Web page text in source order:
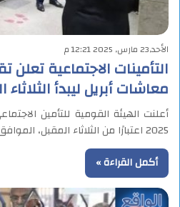
الأحد,23 مارس, 2025 12:21 م
التأمينات الاجتماعية
معاشات أبريل ليبدأ الثلاثاء
أعلنت الهيئة القومية للتأمين
2025 اعتبارًا من الثلاثاء المقبل، الموافق 25 مارس، بدلاً من…
أكمل القراءة »